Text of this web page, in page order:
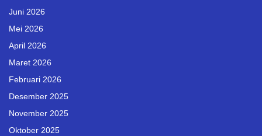
Juni 2026
Mei 2026
April 2026
Maret 2026
Februari 2026
Desember 2025
November 2025
Oktober 2025